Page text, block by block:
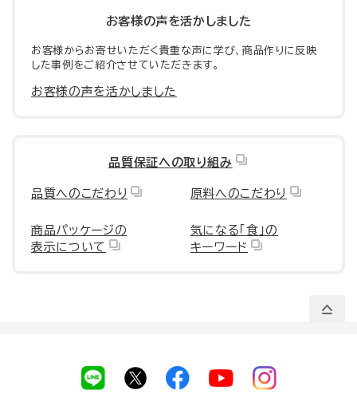
お客様の声を活かしました
お客様からお寄せいただく貴重な声に学び、商品作りに反映
した事例をご紹介させていただきます。
お客様の声を活かしました
品質保証への取り組み
品質へのこだわり 原料へのこだわり
商品パッケージの
表示について
気になる「食」の
キーワード